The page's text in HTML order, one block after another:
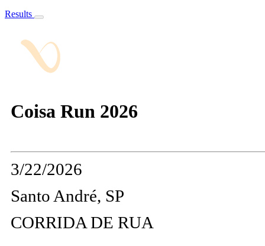
Results
Coisa Run 2026
3/22/2026
Santo André, SP
CORRIDA DE RUA